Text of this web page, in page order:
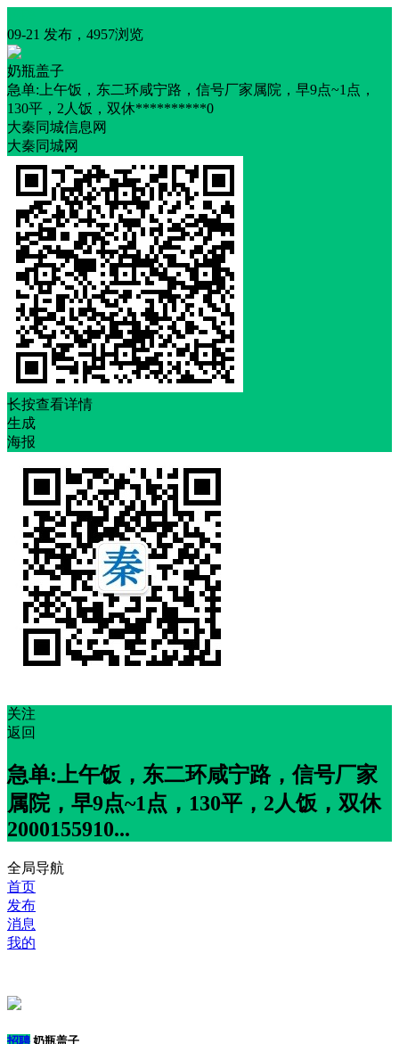
09-21 发布，4957浏览
奶瓶盖子
急单:上午饭，东二环咸宁路，信号厂家属院，早9点~1点，
130平，2人饭，双休**********0
大秦同城信息网
大秦同城网
长按查看详情
生成
海报
关注
返回
急单:上午饭，东二环咸宁路，信号厂家
属院，早9点~1点，130平，2人饭，双休
2000155910...
全局导航
首页
发布
消息
我的
招聘 奶瓶盖子